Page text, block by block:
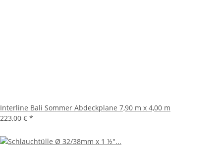
Interline Bali Sommer Abdeckplane 7,90 m x 4,00 m
223,00 € *